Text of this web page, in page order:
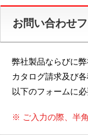
お問い合わせ
弊社製品ならびに
カタログ請求及び
以下のフォームに
※ ご入力の際、半